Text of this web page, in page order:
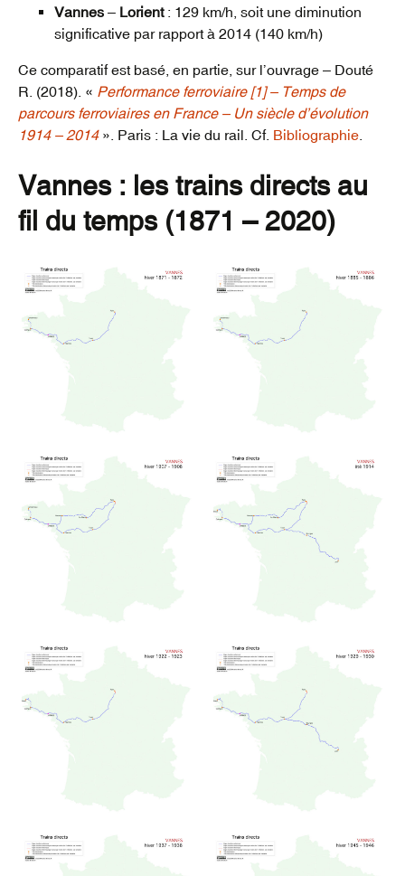
Vannes – Lorient: 129 km/h, soit une diminution
significative par rapport à 2014 (140 km/h)
Ce comparatif est basé, en partie, sur l’ouvrage – Douté
R. (2018). « Performance ferroviaire [1] – Temps de
parcours ferroviaires en France – Un siècle d’évolution
1914 – 2014». Paris : La vie du rail. Cf. Bibliographie
Vannes : les trains directs au
fil du temps (1871 – 2020)